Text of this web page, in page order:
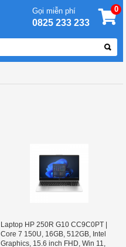
Gọi miễn phí
0825 233 233
0
Laptop HP 250R G10 CC9C0PT |
Core 7 150U, 16GB, 512GB, Intel
Graphics, 15.6 inch FHD, Win 11,